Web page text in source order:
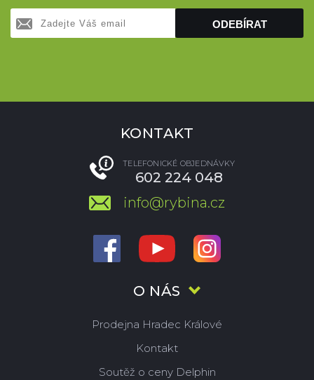
ODEBÍRAT
O NÁS
Prodejna Hradec Králové
Kontakt
Soutěž o ceny Delphin
KONTAKT
TELEFONICKÉ OBJEDNÁVKY
602 224 048
info@rybina.cz